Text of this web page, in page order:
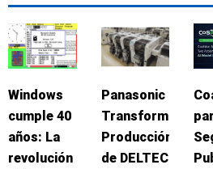
Windows
cumple 40
años: La
revolución
Panasonic
Transforma
Producción
de DELTEC